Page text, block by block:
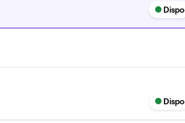
Dispo
Dispo